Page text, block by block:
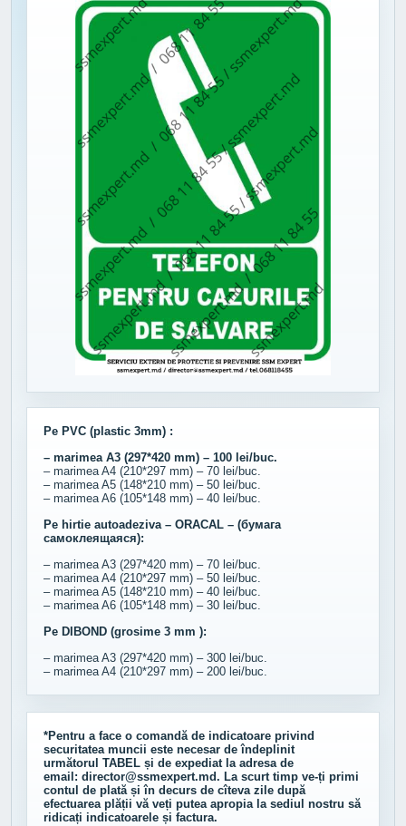
Pe PVC (plastic 3mm) :
– marimea A3 (297*420 mm) – 100 lei/buc.
– marimea A4 (210*297 mm) – 70 lei/buc.
– marimea A5 (148*210 mm) – 50 lei/buc.
– marimea A6 (105*148 mm) – 40 lei/buc.
Pe hirtie autoadeziva – ORACAL – (бумага
самоклеящаяся):
– marimea A3 (297*420 mm) – 70 lei/buc.
– marimea A4 (210*297 mm) – 50 lei/buc.
– marimea A5 (148*210 mm) – 40 lei/buc.
– marimea A6 (105*148 mm) – 30 lei/buc.
Pe DIBOND (grosime 3 mm ):
– marimea A3 (297*420 mm) – 300 lei/buc.
– marimea A4 (210*297 mm) – 200 lei/buc.
*Pentru a face o comandă de indicatoare privind
securitatea muncii este necesar de îndeplinit
următorul TABEL și de expediat la adresa de
email: director@ssmexpert.md. La scurt timp ve-ți primi
contul de plată și în decurs de cîteva zile după
efectuarea plății vă veți putea apropia la sediul nostru să
ridicați indicatoarele și factura.